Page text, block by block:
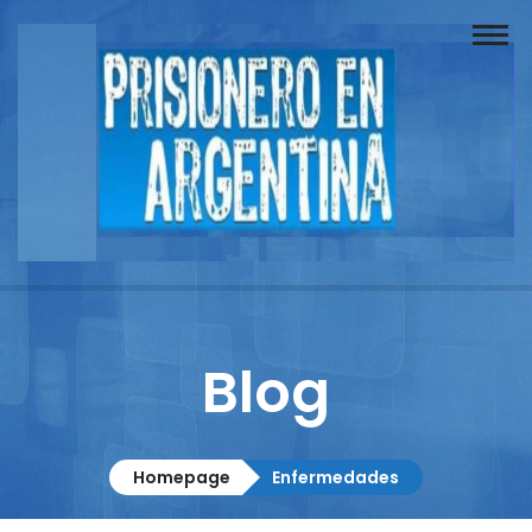
Buscador
Documentos
Columnistas
Contacto
Blog
Homepage Enfermedades